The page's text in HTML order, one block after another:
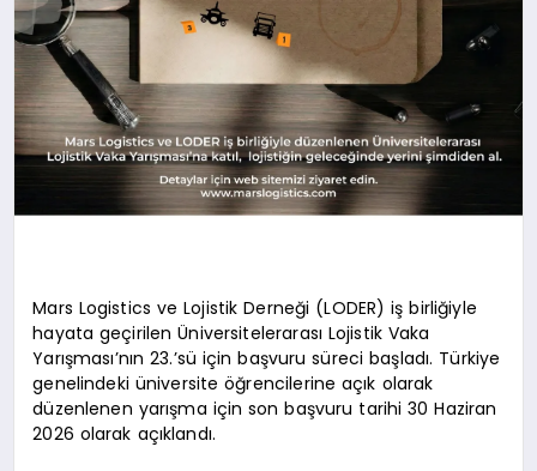
Mars Logistics ve Lojistik Derneği (LODER) iş birliğiyle
hayata geçirilen Üniversitelerarası Lojistik Vaka
Yarışması’nın 23.’sü için başvuru süreci başladı. Türkiye
genelindeki üniversite öğrencilerine açık olarak
düzenlenen yarışma için son başvuru tarihi 30 Haziran
2026 olarak açıklandı.